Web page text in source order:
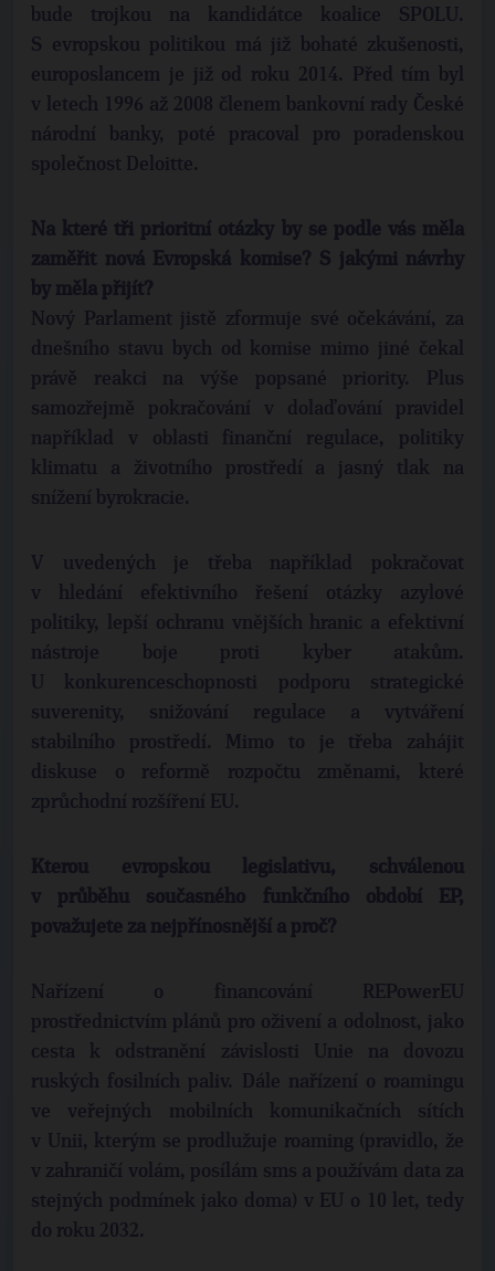
bude trojkou na kandidátce koalice SPOLU.
S evropskou politikou má již bohaté zkušenosti,
europoslancem je již od roku 2014. Před tím byl
v letech 1996 až 2008 členem bankovní rady České
národní banky, poté pracoval pro poradenskou
společnost Deloitte.
Na které tři prioritní otázky by se podle vás měla
zaměřit nová Evropská komise? S jakými návrhy
by měla přijít?
Nový Parlament jistě zformuje své očekávání, za
dnešního stavu bych od komise mimo jiné čekal
právě reakci na výše popsané priority. Plus
samozřejmě pokračování v dolaďování pravidel
například v oblasti finanční regulace, politiky
klimatu a životního prostředí a jasný tlak na
snížení byrokracie.
V uvedených je třeba například pokračovat
v hledání efektivního řešení otázky azylové
politiky, lepší ochranu vnějších hranic a efektivní
nástroje boje proti kyber atakům.
U konkurenceschopnosti podporu strategické
suverenity, snižování regulace a vytváření
stabilního prostředí. Mimo to je třeba zahájit
diskuse o reformě rozpočtu změnami, které
zprůchodní rozšíření EU.
Kterou evropskou legislativu, schválenou
v průběhu současného funkčního období EP,
považujete za nejpřínosnější a proč?
Nařízení o financování REPowerEU
prostřednictvím plánů pro oživení a odolnost, jako
cesta k odstranění závislosti Unie na dovozu
ruských fosilních paliv. Dále nařízení o roamingu
ve veřejných mobilních komunikačních sítích
v Unii, kterým se prodlužuje roaming (pravidlo, že
v zahraničí volám, posílám sms a používám data za
stejných podmínek jako doma) v EU o 10 let, tedy
do roku 2032.